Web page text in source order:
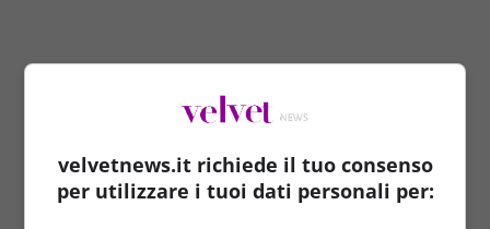
La Corea del Nord ha lanciato una serie di missili balistici
dalla città di Wonsan, sul versante orientale della
penisola. Lo riporta l’agenzia sud coreana Yonhap,
citando il Comando militare centrale di Seoul.
La notizia è stata confermata da membri del governo
velvetnews.it richiede il tuo consenso
per utilizzare i tuoi dati personali per: